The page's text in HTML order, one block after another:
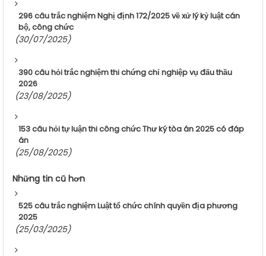
296 câu trắc nghiệm Nghị định 172/2025 về xử lý kỷ luật cán
bộ, công chức
(30/07/2025)
390 câu hỏi trắc nghiệm thi chứng chỉ nghiệp vụ đấu thầu
2026
(23/08/2025)
153 câu hỏi tự luận thi công chức Thư ký tòa án 2025 có đáp
án
(25/08/2025)
Những tin cũ hơn
525 câu trắc nghiệm Luật tổ chức chính quyền địa phương
2025
(25/03/2025)